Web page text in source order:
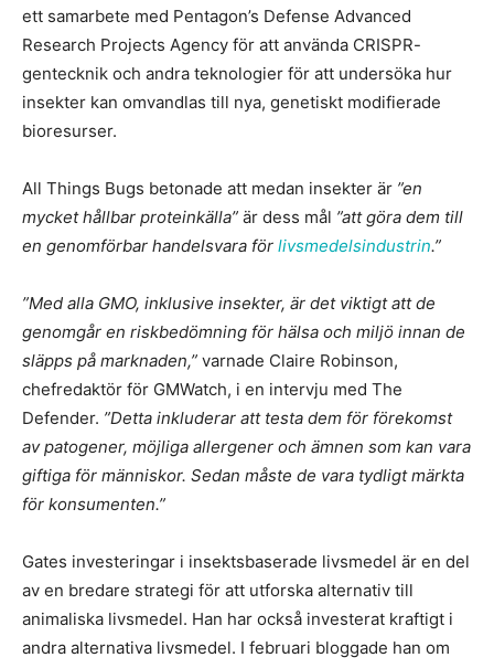
ett samarbete med Pentagon’s Defense Advanced
Research Projects Agency för att använda CRISPR-
gentecknik och andra teknologier för att undersöka hur
insekter kan omvandlas till nya, genetiskt modifierade
bioresurser.
All Things Bugs betonade att medan insekter är ”en
mycket hållbar proteinkälla” är dess mål ”att göra dem till
en genomförbar handelsvara för livsmedelsindustrin.”
”Med alla GMO, inklusive insekter, är det viktigt att de
genomgår en riskbedömning för hälsa och miljö innan de
släpps på marknaden,” varnade Claire Robinson,
chefredaktör för GMWatch, i en intervju med The
Defender. ”Detta inkluderar att testa dem för förekomst
av patogener, möjliga allergener och ämnen som kan vara
giftiga för människor. Sedan måste de vara tydligt märkta
för konsumenten.”
Gates investeringar i insektsbaserade livsmedel är en del
av en bredare strategi för att utforska alternativ till
animaliska livsmedel. Han har också investerat kraftigt i
andra alternativa livsmedel. I februari bloggade han om